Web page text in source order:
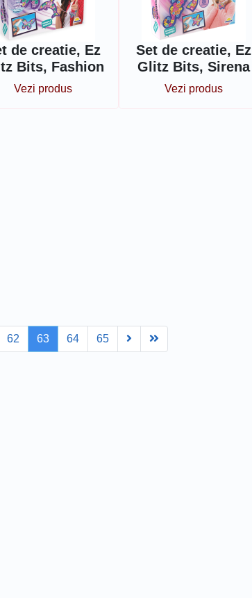
de creatie, Ez
Bits, Fashion
Vezi produs
Set de creatie, Ez
Glitz Bits, Sirena
Vezi produs
62 63 64 65 Next Last